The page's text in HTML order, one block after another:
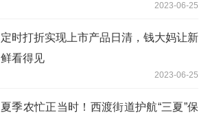
2023-06-25
定时打折实现上市产品日清，钱大妈让新
鲜看得见
2023-06-25
夏季农忙正当时！西渡街道护航“三夏”保